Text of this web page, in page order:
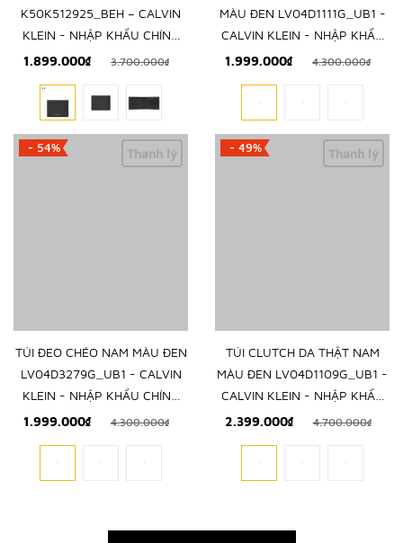
K50K512925_BEH – CALVIN
KLEIN - NHẬP KHẨU CHÍNH
HÃNG TỪ Ý
1.899.000₫ 3.700.000₫
MÀU ĐEN LV04D1111G_UB1 -
CALVIN KLEIN - NHẬP KHẨU
CHÍNH HÃNG TỪ Ý
1.999.000₫ 4.300.000₫
- 54% Thanh lý
TÚI ĐEO CHÉO NAM MÀU ĐEN
LV04D3279G_UB1 - CALVIN
KLEIN - NHẬP KHẨU CHÍNH
HÃNG TỪ Ý
1.999.000₫ 4.300.000₫
- 49% Thanh lý
TÚI CLUTCH DA THẬT NAM
MÀU ĐEN LV04D1109G_UB1 -
CALVIN KLEIN - NHẬP KHẨU
CHÍNH HÃNG TỪ Ý
2.399.000₫ 4.700.000₫